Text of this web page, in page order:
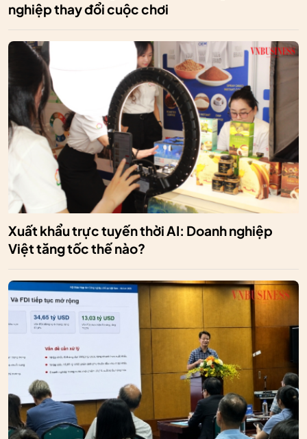
nghiệp thay đổi cuộc chơi
Xuất khẩu trực tuyến thời AI: Doanh nghiệp
Việt tăng tốc thế nào?